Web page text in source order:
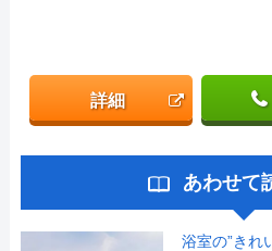
詳細
あわせて
浴室の”きれ